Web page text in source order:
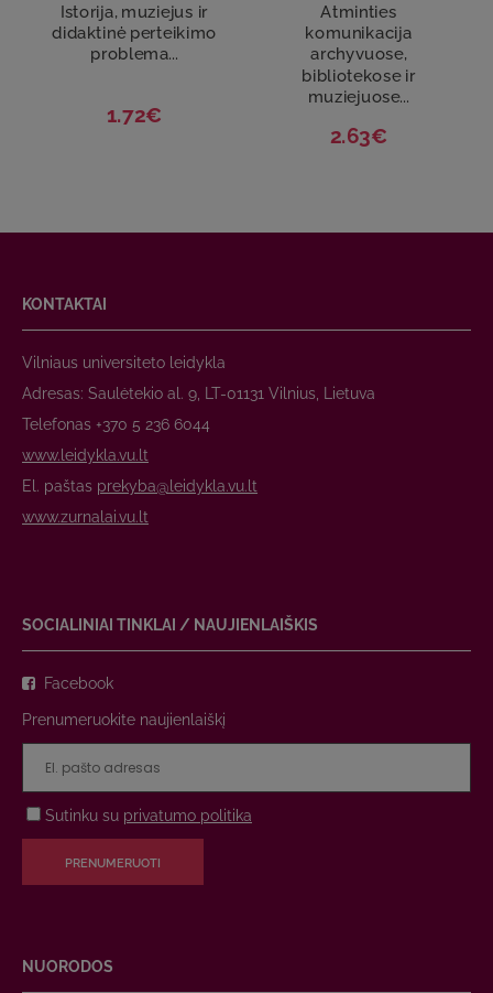
Istorija, muziejus ir
didaktinė perteikimo
problema...
1.72€
Atminties
komunikacija
archyvuose,
bibliotekose ir
muziejuose...
2.63€
KONTAKTAI
Vilniaus universiteto leidykla
Adresas: Saulėtekio al. 9, LT-01131 Vilnius, Lietuva
Telefonas +370 5 236 6044
www.leidykla.vu.lt
El. paštas prekyba@leidykla.vu.lt
www.zurnalai.vu.lt
SOCIALINIAI TINKLAI / NAUJIENLAIŠKIS
Facebook
Prenumeruokite naujienlaiškį
Sutinku su privatumo politika
PRENUMERUOTI
NUORODOS